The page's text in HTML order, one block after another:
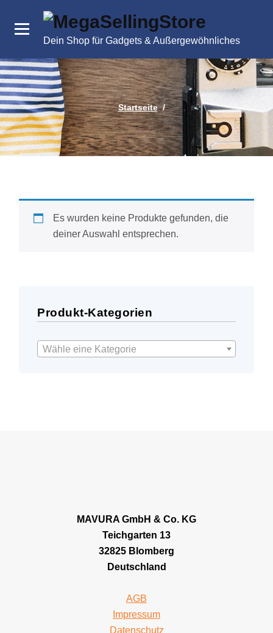
Inhalt
Dein Shop für Gadgets & Außergewöhnliches
Startseite/
Es wurden keine Produkte gefunden, die
deiner Auswahl entsprechen.
Produkt-Kategorien
Wähle eine Kategorie
MAVURA GmbH & Co. KG
Teichgarten 13
32825 Blomberg
Deutschland
AGB
Impressum
Datenschutz